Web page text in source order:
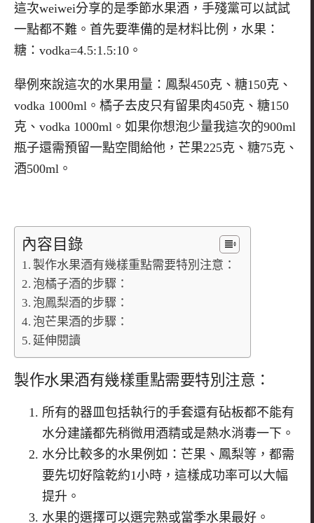
這次weiwei分享的是季節水果酒， 手殘黨可以試試
一點都不難。首先要準備的是材料比例，水果：
糖： vodka=4.5:1.5:10。
舉例來說這次的水果用量：鳳梨450克、糖150克、
vodka 1000ml。橘子去皮只有留果肉450克、糖150
克、vodka 1000ml。如果你想泡少量我這次的900ml
瓶子還需預留一點空間給他，芒果225克、糖75克、
酒500ml。
內容目錄
製作水果酒有幾樣重點需要特別注意：
泡橘子酒的步驟：
泡鳳梨酒的步驟：
泡芒果酒的步驟：
延伸閱讀
製作水果酒有幾樣重點需要特別注意：
所有的器皿包括執行的手套還有砧板都不能有
水分建議都先稍微用酒精或是熱水消毒一下。
水分比較多的水果例如：芒果、鳳梨等，都需
要先切好陰乾約1小時，這樣成功率可以大幅
提升。
水果的選擇可以選完熟或當季水果最好。